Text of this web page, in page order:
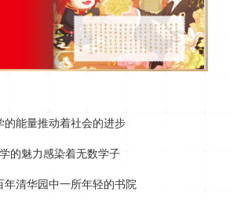
的能量推动着社会的进步
的魅力感染着无数学子
年清华园中一所年轻的书院